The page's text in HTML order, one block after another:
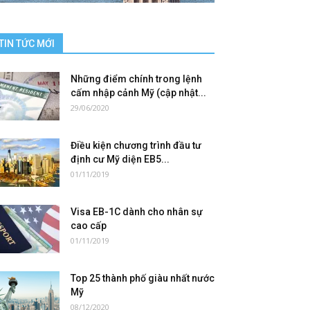
TỨC MỚI
Những điểm chính trong lệnh
cấm nhập cảnh Mỹ (cập nhật...
29/06/2020
Điều kiện chương trình đầu tư
định cư Mỹ diện EB5...
01/11/2019
Visa EB-1C dành cho nhân sự
cao cấp
01/11/2019
Top 25 thành phố giàu nhất nước
Mỹ
08/12/2020